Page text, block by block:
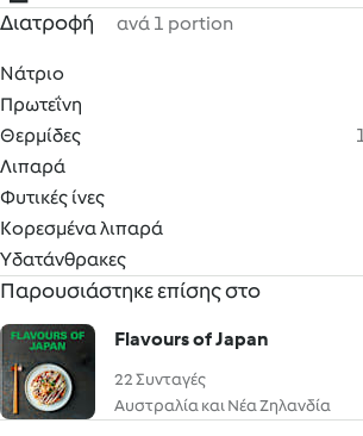
Διατροφή ανά 1 portion
Νάτριο
Πρωτεΐνη
Θερμίδες
Λιπαρά
Φυτικές ίνες
Κορεσμένα λιπαρά
Υδατάνθρακες
Παρουσιάστηκε επίσης στο
Flavours of Japan
22 Συνταγές
Αυστραλία και Νέα Ζηλανδία